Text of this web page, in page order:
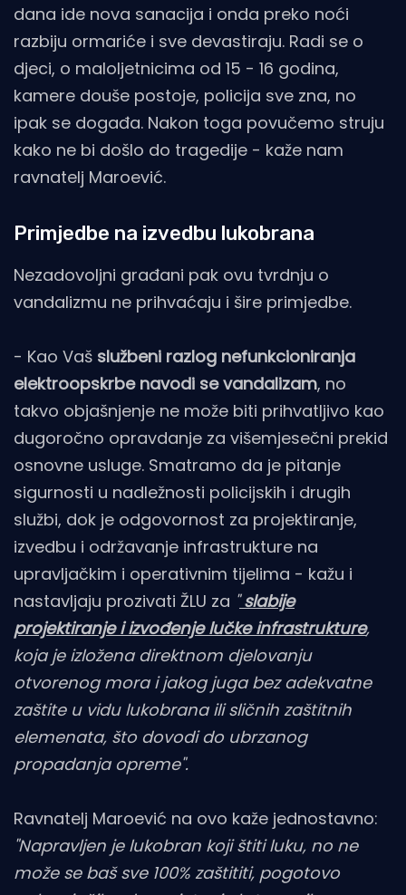
dana ide nova sanacija i onda preko noći
razbiju ormariće i sve devastiraju. Radi se o
djeci, o maloljetnicima od 15 - 16 godina,
kamere douše postoje, policija sve zna, no
ipak se događa. Nakon toga povučemo struju
kako ne bi došlo do tragedije - kaže nam
ravnatelj Maroević.
Primjedbe na izvedbu lukobrana
Nezadovoljni građani pak ovu tvrdnju o
vandalizmu ne prihvaćaju i šire primjedbe.
- Kao Vaš službeni razlog nefunkcioniranja
elektroopskrbe navodi se vandalizam, no
takvo objašnjenje ne može biti prihvatljivo kao
dugoročno opravdanje za višemjesečni prekid
osnovne usluge. Smatramo da je pitanje
sigurnosti u nadležnosti policijskih i drugih
službi, dok je odgovornost za projektiranje,
izvedbu i održavanje infrastrukture na
upravljačkim i operativnim tijelima - kažu i
nastavljaju prozivati ŽLU za "slabije
projektiranje i izvođenje lučke infrastrukture,
koja je izložena direktnom djelovanju
otvorenog mora i jakog juga bez adekvatne
zaštite u vidu lukobrana ili sličnih zaštitnih
elemenata, što dovodi do ubrzanog
propadanja opreme".
Ravnatelj Maroević na ovo kaže jednostavno:
"Napravljen je lukobran koji štiti luku, no ne
može se baš sve 100% zaštititi, pogotovo